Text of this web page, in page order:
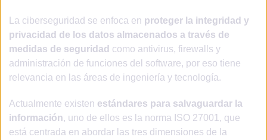
La ciberseguridad se enfoca en proteger la integridad y
privacidad de los datos almacenados a través de
medidas de seguridad como antivirus, firewalls y
administración de funciones del software, por eso tiene
relevancia en las áreas de ingeniería y tecnología.
Actualmente existen estándares para salvaguardar la
información, uno de ellos es la norma ISO 27001, que
está centrada en abordar las tres dimensiones de la